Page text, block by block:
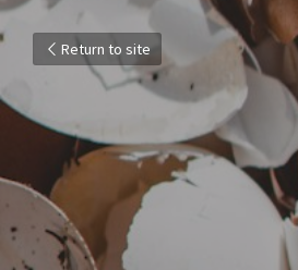
Return to site